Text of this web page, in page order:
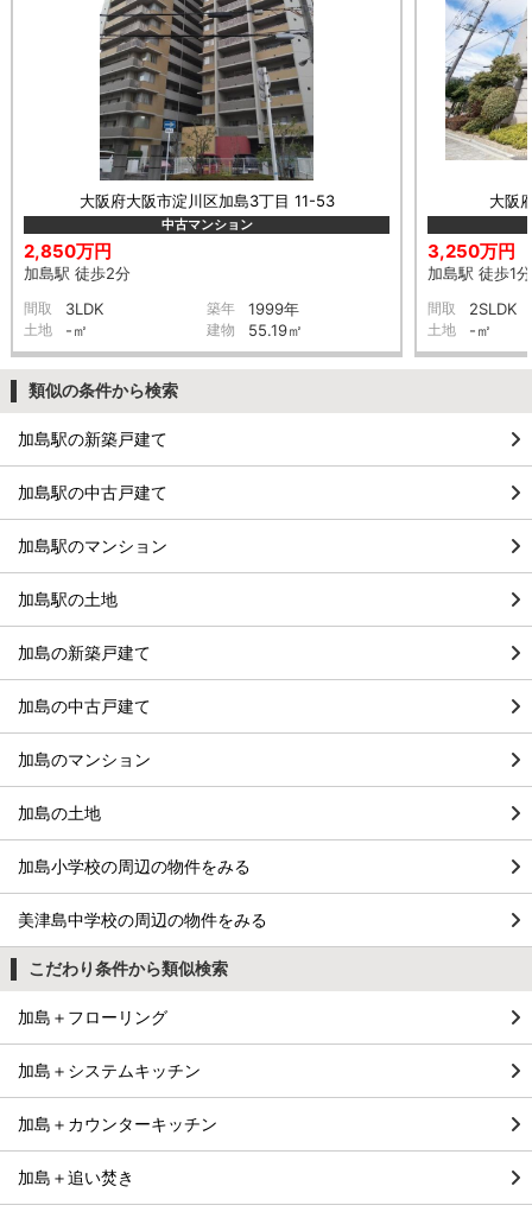
大阪府大阪市淀川区加島3丁目 11-53
中古マンション
2,850万円
加島駅 徒歩2分
間取 3LDK 築年 1999年
土地 -㎡ 建物 55.19㎡
大阪
3,250万円
加島駅 徒歩1分
間取 2SLDK
土地 -㎡
類似の条件から検索
加島駅の新築戸建て
加島駅の中古戸建て
加島駅のマンション
加島駅の土地
加島の新築戸建て
加島の中古戸建て
加島のマンション
加島の土地
加島小学校の周辺の物件をみる
美津島中学校の周辺の物件をみる
こだわり条件から類似検索
加島＋フローリング
加島＋システムキッチン
加島＋カウンターキッチン
加島＋追い焚き